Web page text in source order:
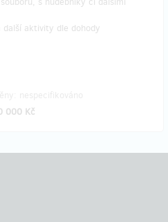
aktivity dle dohody
000 Kč